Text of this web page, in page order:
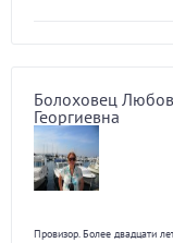
Болоховец
Георгиевна
Провизор. Более двадцати